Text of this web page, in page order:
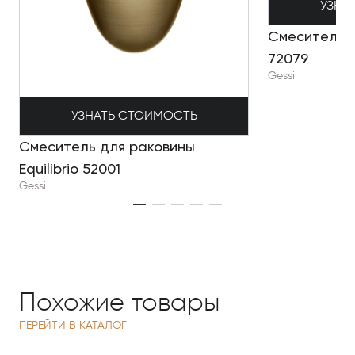
УЗНАТЬ СТОИМОСТЬ
Смеситель для раковины
Equilibrio 52001
Gessi
Смеситель
72079
Gessi
Похожие товары
ПЕРЕЙТИ В КАТАЛОГ